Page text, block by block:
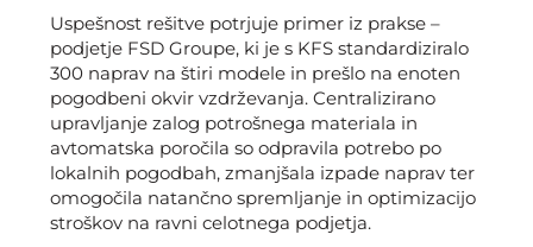
Uspešnost rešitve potrjuje primer iz prakse –
podjetje FSD Groupe, ki je s KFS standardiziralo
300 naprav na štiri modele in prešlo na enoten
pogodbeni okvir vzdrževanja. Centralizirano
upravljanje zalog potrošnega materiala in
avtomatska poročila so odpravila potrebo po
lokalnih pogodbah, zmanjšala izpade naprav ter
omogočila natančno spremljanje in optimizacijo
stroškov na ravni celotnega podjetja.